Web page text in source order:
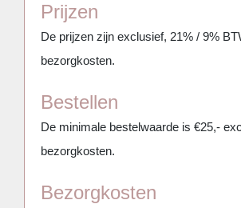
Aankleding & Decoratie
Bars, Koelkasten & Koelingen
(Party)tenten, Overkappingen &
Prijzen
De prijzen zijn exclusief, 21% / 9%
bezorgkosten.
Bestellen
De minimale bestelwaarde is €25,-
bezorgkosten.
Bezorgkosten